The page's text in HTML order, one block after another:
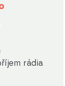
rádia